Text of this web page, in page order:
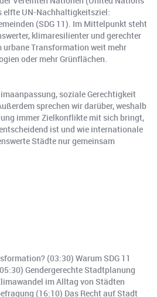
elfte UN-Nachhaltigkeitsziel:
(SDG 11). Im Mittelpunkt steht
klimaresilienter und gerechter
urbane Transformation weit mehr
oder mehr Grünflächen.
soziale Gerechtigkeit
sprechen wir darüber, weshalb
immer Zielkonflikte mit sich bringt,
ist und wie internationale
Städte nur gemeinsam
(03:30) Warum SDG 11
Gendergerechte Stadtplanung
im Alltag von Städten
(16:10) Das Recht auf Stadt